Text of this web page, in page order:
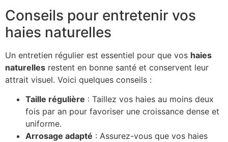
Conseils pour entretenir vos
haies naturelles
Un entretien régulier est essentiel pour que vos haies
naturelles restent en bonne santé et conservent leur
attrait visuel. Voici quelques conseils :
Taille régulière : Taillez vos haies au moins deux
fois par an pour favoriser une croissance dense et
uniforme.
Arrosage adapté : Assurez-vous que vos haies